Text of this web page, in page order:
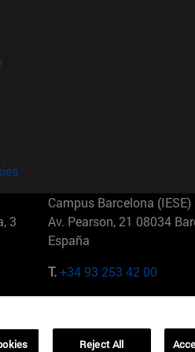
3
Campus Barcelona (IESE)
Av. Pearson, 21 08034
España
T.+34 93 253 42 00
01321001 Bela Vista
Reject All